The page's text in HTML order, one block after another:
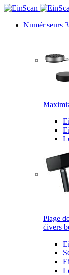
Numériseurs
Plage
divers